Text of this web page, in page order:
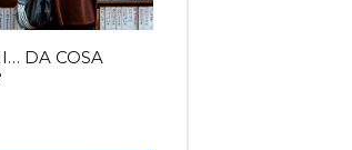
DA COSA